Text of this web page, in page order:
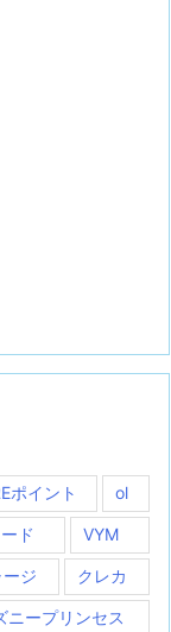
ポイント ol
ド VYM
ジ クレカ
ニープリンセス